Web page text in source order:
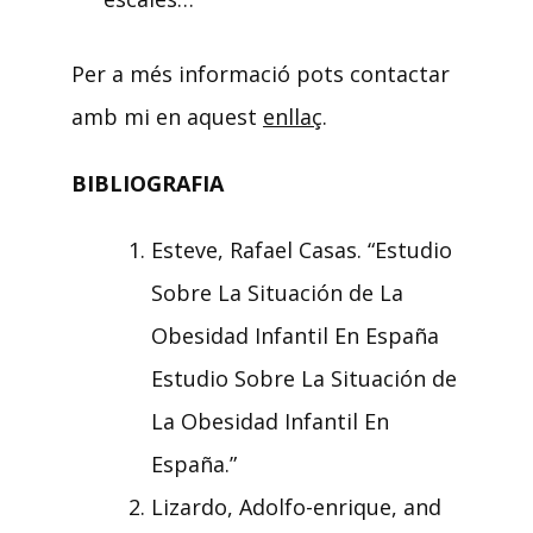
Per a més informació pots contactar
amb mi en aquest enllaç.
BIBLIOGRAFIA
Esteve, Rafael Casas. “Estudio
Sobre La Situación de La
Obesidad Infantil En España
Estudio Sobre La Situación de
La Obesidad Infantil En
España.”
Lizardo, Adolfo-enrique, and